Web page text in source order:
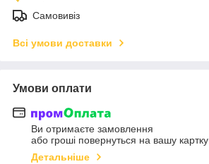
Самовивіз
Всі умови доставки
Умови оплати
Ви отримаєте замовлення
або гроші повернуться на вашу картку
Детальніше